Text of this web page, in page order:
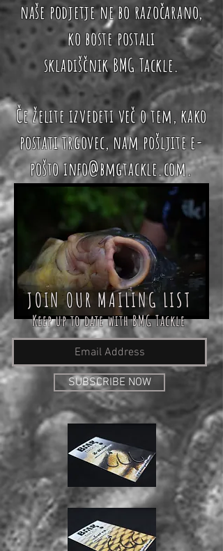
naše podjetje ne bo razočarano,
ko boste postali
skladiščnik BMG Tackle.
Če želite izvedeti več o tem, kako
postati trgovec, nam pošljite e-
poštoinfo@bmgtackle.com.
JOIN OUR MAILING LIST
Keep up to date with BMG Tackle
SUBSCRIBE NOW